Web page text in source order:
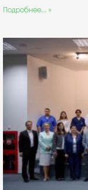
Подробнее... »